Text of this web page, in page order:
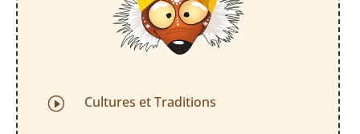
I Cultures et Traditions